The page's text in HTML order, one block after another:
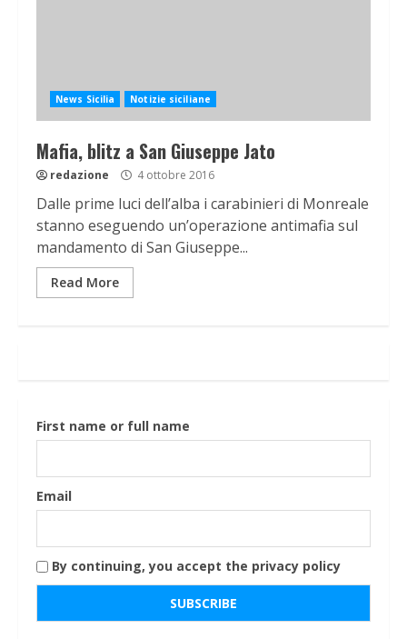
News Sicilia Notizie siciliane
Mafia, blitz a San Giuseppe Jato
redazione 4 ottobre 2016
Dalle prime luci dell’alba i carabinieri di Monreale
stanno eseguendo un’operazione antimafia sul
mandamento di San Giuseppe...
Read More
First name or full name
Email
By continuing, you accept the privacy policy